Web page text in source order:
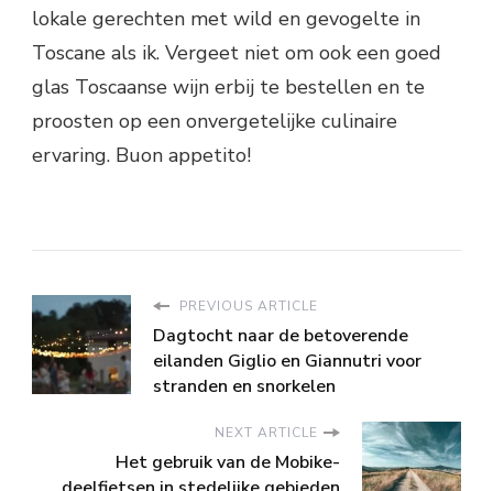
lokale gerechten met wild en gevogelte in
Toscane als ik. Vergeet niet om ook een goed
glas Toscaanse wijn erbij te bestellen en te
proosten op een onvergetelijke culinaire
ervaring. Buon appetito!
PREVIOUS ARTICLE
Dagtocht naar de betoverende
eilanden Giglio en Giannutri voor
stranden en snorkelen
NEXT ARTICLE
Het gebruik van de Mobike-